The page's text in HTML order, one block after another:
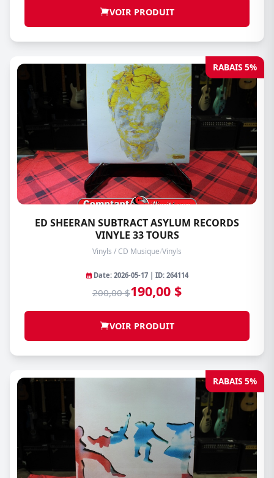
VOIR PRODUIT
RABAIS 5%
ED SHEERAN SUBTRACT ASYLUM RECORDS
VINYLE 33 TOURS
Vinyls / CD Musique/Vinyls
Date: 2026-05-17 | ID: 264114
200,00 $190,00 $
VOIR PRODUIT
RABAIS 5%